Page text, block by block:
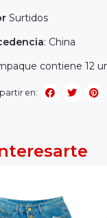
Surtidos
: China
contiene 12
en: